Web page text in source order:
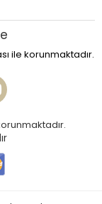
ile korunmaktadır.